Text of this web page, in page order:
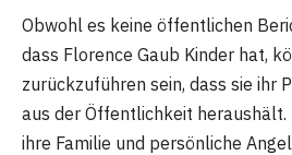
Obwohl es keine öffentlichen
dass Florence Gaub Kinder hat,
zurückzuführen sein, dass sie ihr
aus der Öffentlichkeit heraushält.
ihre Familie und persönliche